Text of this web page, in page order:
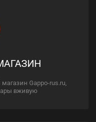
Gappo-rus.ru,
вживую